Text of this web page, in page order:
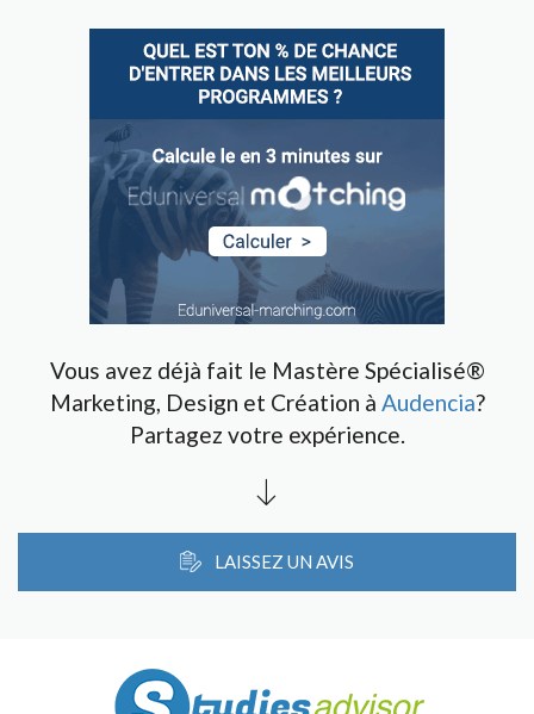
Vous avez déjà fait le Mastère Spécialisé®
Marketing, Design et Création à Audencia?
Partagez votre expérience.
LAISSEZ UN AVIS